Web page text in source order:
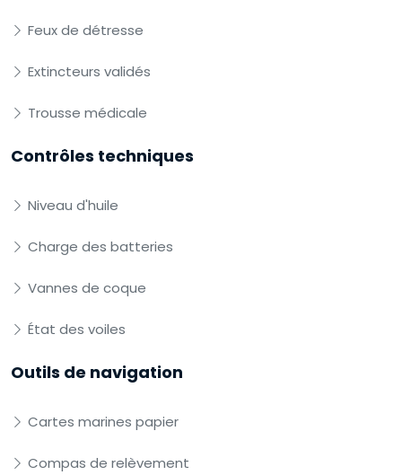
Feux de détresse
Extincteurs validés
Trousse médicale
Contrôles techniques
Niveau d'huile
Charge des batteries
Vannes de coque
État des voiles
Outils de navigation
Cartes marines papier
Compas de relèvement